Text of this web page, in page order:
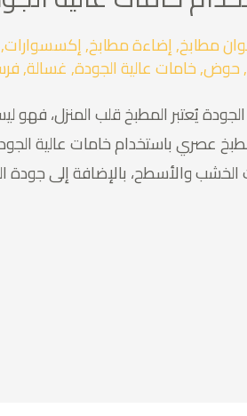
مطابخ,إضاءة مطابخ,إكسسوارات,
,حوض,خامات عالية الجودة,غسالة,
يُعتبر المطبخ قلب المنزل،
عصري باستخدام خامات عالية
والأسطح، بالإضافة إلى جودة